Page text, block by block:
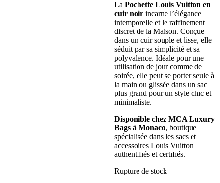
La Pochette Louis Vuitton en
cuir noirincarne l’élégance
intemporelle et le raffinement
discret de la Maison. Conçue
dans un cuir souple et lisse, elle
séduit par sa simplicité et sa
polyvalence. Idéale pour une
utilisation de jour comme de
soirée, elle peut se porter seule à
la main ou glissée dans un sac
plus grand pour un style chic et
minimaliste.
Disponible chez MCA Luxury
Bags à Monaco, boutique
spécialisée dans les sacs et
accessoires Louis Vuitton
authentifiés et certifiés.
Rupture de stock